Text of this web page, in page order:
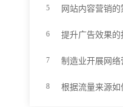
网站内容营销的
提升广告效果的
制造业开展网络
根据流量来源如何